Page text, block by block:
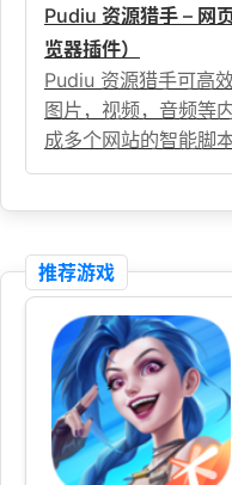
Pudiu 资源猎手 – 网
览器插件）
Pudiu 资源猎手可高
图片，视频，音频等
成多个网站的智能脚
推荐游戏